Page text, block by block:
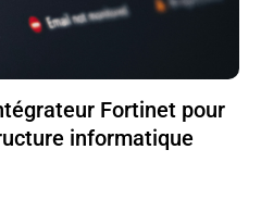
Fortinet pour
informatique